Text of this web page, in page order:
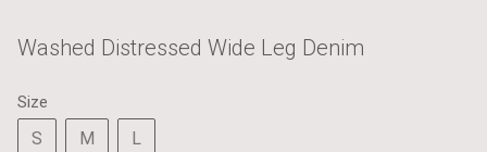
Washed Distressed Wide Leg Denim
Size
S M L